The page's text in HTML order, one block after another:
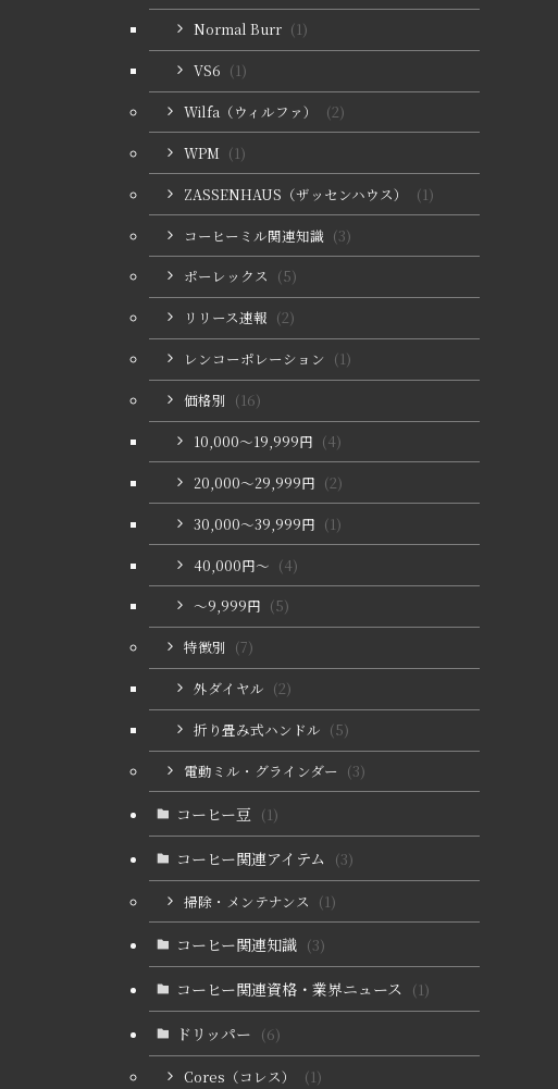
Normal Burr (1)
VS6 (1)
Wilfa（ウィルファ）
(2)
WPM (1)
ZASSENHAUS（ザッセンハウス）
(1)
コーヒーミル関連知識 (3)
ポーレックス (5)
リリース速報 (2)
レンコーポレーション (1)
価格別 (16)
10,000〜19,999円 (4)
20,000〜29,999円 (2)
30,000〜39,999円 (1)
40,000円〜 (4)
〜9,999円 (5)
特徴別 (7)
外ダイヤル (2)
折り畳み式ハンドル (5)
電動ミル・グラインダー (3)
コーヒー豆 (1)
コーヒー関連アイテム (3)
掃除・メンテナンス (1)
コーヒー関連知識 (3)
コーヒー関連資格・業界ニュース (1)
ドリッパー (6)
Cores（コレス） (1)